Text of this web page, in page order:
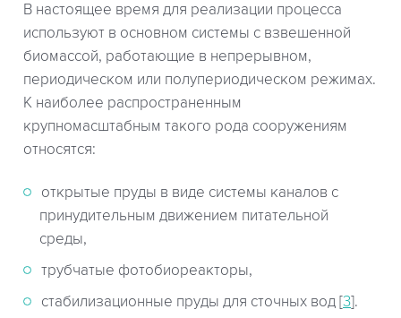
В настоящее время для реализации процесса
используют в основном системы с взвешенной
биомассой, работающие в непрерывном,
периодическом или полупериодическом режимах.
К наиболее распространенным
крупномасштабным такого рода сооружениям
относятся:
открытые пруды в виде системы каналов с
принудительным движением питательной
среды,
трубчатые фотобиореакторы,
стабилизационные пруды для сточных вод [3].